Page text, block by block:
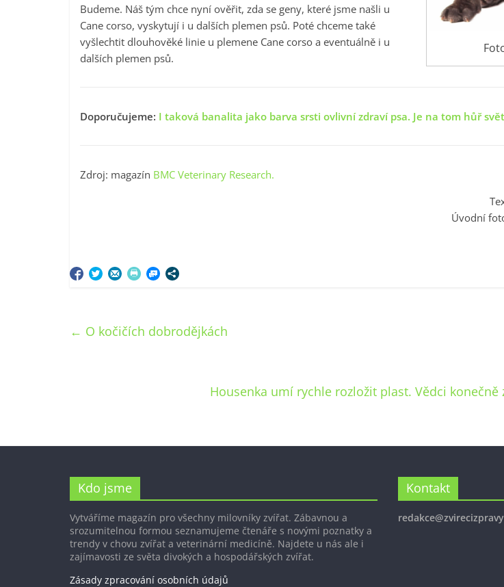
Budeme. Náš tým chce nyní ověřit, zda se geny, které jsme našli u
Cane corso, vyskytují i u dalších plemen psů. Poté chceme také
vyšlechtit dlouhověké linie u plemene Cane corso a eventuálně i u
dalších plemen psů.
Doporučujeme: I taková banalita jako barva srsti ovlivní zdraví psa. Je na tom hůř
Zdroj: magazín BMC Veterinary Research.
Úvodní
← O kočičích dobrodějkách
Housenka umí rychle rozložit plast. Vědci
Kdo jsme
Vytváříme magazín pro všechny milovníky zvířat. Zábavnou a
srozumitelnou formou seznamujeme čtenáře s novými poznatky a
trendy v chovu zvířat a veterinární medicíně. Najdete u nás ale i
zajímavosti ze světa divokých a hospodářských zvířat.
Zásady zpracování osobních údajů
Kontakt